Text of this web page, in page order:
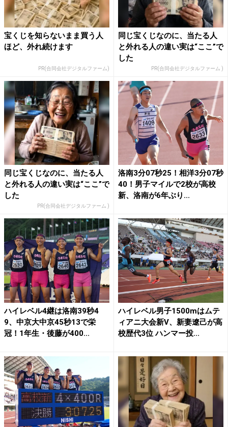
宝くじを知らないまま買う人
ほど、外れ続けます
PR(合同会社デジタルファーム)
同じ宝くじなのに、当たる人
と外れる人の違い実は“ここ”で
した
PR(合同会社デジタルファーム )
同じ宝くじなのに、当たる人
と外れる人の違い実は“ここ”で
した
PR(合同会社デジタルファーム )
洛南3分07秒25！相洋3分07秒
40！男子マイルで2校が高校
新、洛南が6年ぶり...
ハイレベル4継は洛南39秒4
9、中京大中京45秒13で栄
冠！1年生・後藤が400...
ハイレベル男子1500mはムテ
ィアニ大会新V、新妻遼己が高
校歴代3位 ハンマー投...